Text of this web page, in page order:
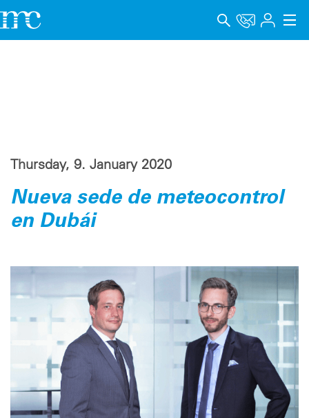
Language
Data privacy
Whistleblower channel
Cookie settings
Thursday, 9. January 2020
Nueva sede de meteocontrol
en Dubái